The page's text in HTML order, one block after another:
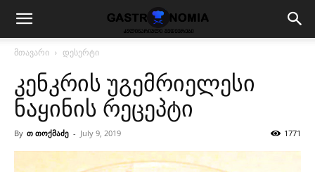
მთავარი დესერტი
კენკრის უგემრიელესი
ნაყინის რეცეპტი
By თ თოქმაძე - July 9, 2019 1771